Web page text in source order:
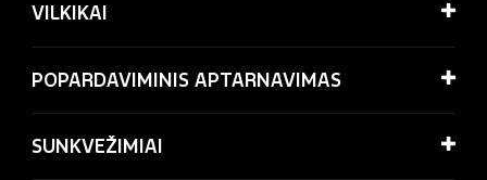
VILKIKAI
POPARDAVIMINIS APTARNAVIMAS
SUNKVEŽIMIAI